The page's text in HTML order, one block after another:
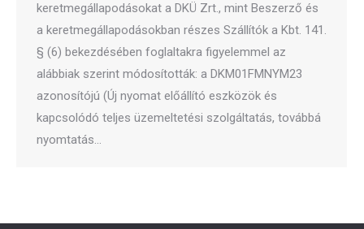
keretmegállapodásokat a DKÜ Zrt., mint Beszerző és
a keretmegállapodásokban részes Szállítók a Kbt. 141.
§ (6) bekezdésében foglaltakra figyelemmel az
alábbiak szerint módosították: a DKM01FMNYM23
azonosítójú (Új nyomat előállító eszközök és
kapcsolódó teljes üzemeltetési szolgáltatás, továbbá
nyomtatás…